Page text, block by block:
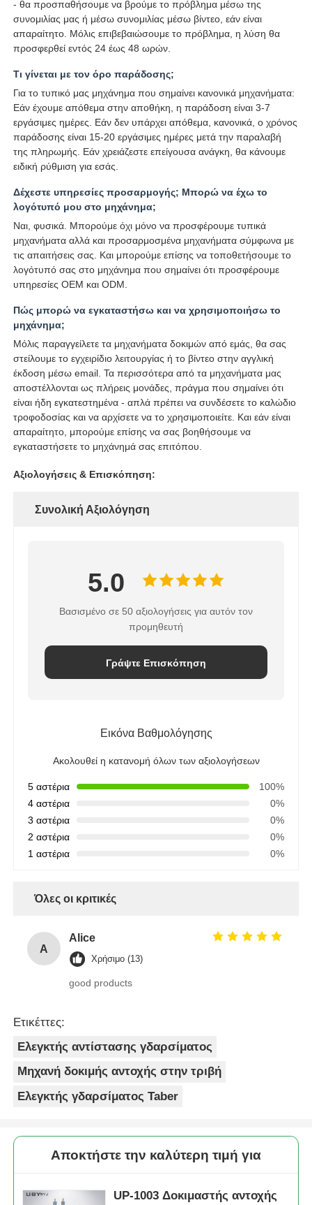
- θα προσπαθήσουμε να βρούμε το πρόβλημα μέσω της
συνομιλίας μας ή μέσω συνομιλίας μέσω βίντεο, εάν είναι
απαραίτητο. Μόλις επιβεβαιώσουμε το πρόβλημα, η λύση θα
προσφερθεί εντός 24 έως 48 ωρών.
Τι γίνεται με τον όρο παράδοσης;
Για το τυπικό μας μηχάνημα που σημαίνει κανονικά μηχανήματα:
Εάν έχουμε απόθεμα στην αποθήκη, η παράδοση είναι 3-7
εργάσιμες ημέρες. Εάν δεν υπάρχει απόθεμα, κανονικά, ο χρόνος
παράδοσης είναι 15-20 εργάσιμες ημέρες μετά την παραλαβή
της πληρωμής. Εάν χρειάζεστε επείγουσα ανάγκη, θα κάνουμε
ειδική ρύθμιση για εσάς.
Δέχεστε υπηρεσίες προσαρμογής; Μπορώ να έχω το
λογότυπό μου στο μηχάνημα;
Ναι, φυσικά. Μπορούμε όχι μόνο να προσφέρουμε τυπικά
μηχανήματα αλλά και προσαρμοσμένα μηχανήματα σύμφωνα με
τις απαιτήσεις σας. Και μπορούμε επίσης να τοποθετήσουμε το
λογότυπό σας στο μηχάνημα που σημαίνει ότι προσφέρουμε
υπηρεσίες OEM και ODM.
Πώς μπορώ να εγκαταστήσω και να χρησιμοποιήσω το
μηχάνημα;
Μόλις παραγγείλετε τα μηχανήματα δοκιμών από εμάς, θα σας
στείλουμε το εγχειρίδιο λειτουργίας ή το βίντεο στην αγγλική
έκδοση μέσω email. Τα περισσότερα από τα μηχανήματα μας
αποστέλλονται ως πλήρεις μονάδες, πράγμα που σημαίνει ότι
είναι ήδη εγκατεστημένα - απλά πρέπει να συνδέσετε το καλώδιο
τροφοδοσίας και να αρχίσετε να το χρησιμοποιείτε. Και εάν είναι
απαραίτητο, μπορούμε επίσης να σας βοηθήσουμε να
εγκαταστήσετε το μηχάνημά σας επιτόπου.
Αξιολογήσεις & Επισκόπηση:
Συνολική Αξιολόγηση
5.0
Βασισμένο σε 50 αξιολογήσεις για αυτόν τον
προμηθευτή
Γράψτε Επισκόπηση
Εικόνα Βαθμολόγησης
Ακολουθεί η κατανομή όλων των αξιολογήσεων
5 αστέρια
100%
4 αστέρια
0%
3 αστέρια
0%
2 αστέρια
0%
1 αστέρια
0%
Όλες οι κριτικές
A
Alice
Χρήσιμο (13)
good products
Ετικέττες:
Ελεγκτής αντίστασης γδαρσίματος
Μηχανή δοκιμής αντοχής στην τριβή
Ελεγκτής γδαρσίματος Taber
Αποκτήστε την καλύτερη τιμή για
UP-1003 Δοκιμαστής αντοχής